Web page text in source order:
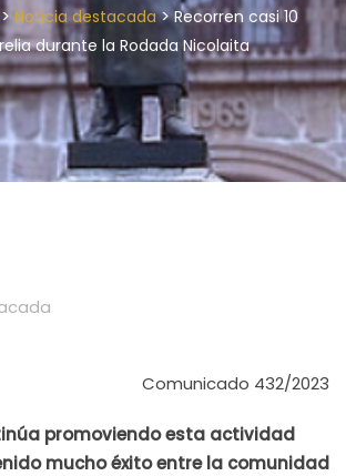
Noticia destacada>Recorren casi 10
durante la Rodada Nicolaita
Comunicado 432/2023
promoviendo esta actividad
mucho éxito entre la comunidad